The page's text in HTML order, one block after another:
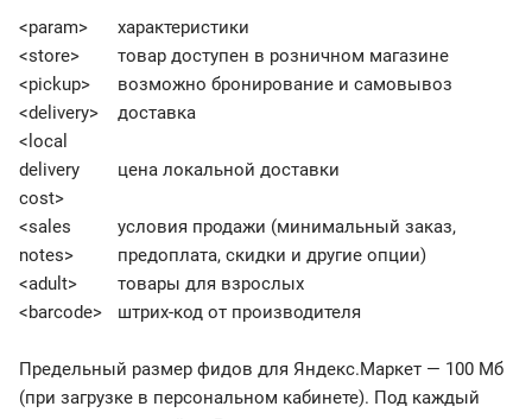
<param>
характеристики
<store>
товар доступен в розничном магазине
<pickup>
возможно бронирование и самовывоз
<delivery>
доставка
<local
delivery
cost>
цена локальной доставки
<sales
notes>
условия продажи (минимальный заказ,
предоплата, скидки и другие опции)
<adult>
товары для взрослых
<barcode>
штрих-код от производителя
Предельный размер фидов для Яндекс.Маркет — 100 Мб
(при загрузке в персональном кабинете). Под каждый